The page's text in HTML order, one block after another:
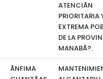
ATENCIÃN
PRIORITARIA
EXTREMA
DE LA
MANABÃ?.
ÃNFIMA